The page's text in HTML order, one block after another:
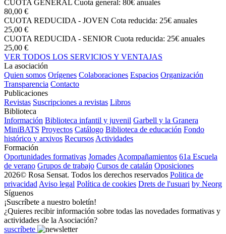
CUOTA GENERAL Cuota general: 80€ anuales
80,00 €
CUOTA REDUCIDA - JOVEN Cota reducida: 25€ anuales
25,00 €
CUOTA REDUCIDA - SENIOR Cuota reducida: 25€ anuales
25,00 €
VER TODOS LOS SERVICIOS Y VENTAJAS
La asociación
Quien somos Orígenes Colaboraciones Espacios Organización
Transparencia Contacto
Publicaciones
Revistas Suscripciones a revistas Libros
Biblioteca
Información Biblioteca infantil y juvenil Garbell y la Granera
MiniBATS Proyectos Catálogo Biblioteca de educación Fondo
histórico y arxivos Recursos Actividades
Formación
Oportunidades formativas Jornades Acompañamientos 61a Escuela
de verano Grupos de trabajo Cursos de catalán Oposiciones
2026© Rosa Sensat. Todos los derechos reservados Politica de
privacidad Aviso legal Política de cookies Drets de l'usuari by Neorg
Síguenos
¡Suscríbete a nuestro boletín!
¿Quieres recibir información sobre todas las novedades formativas y
actividades de la Asociación?
suscríbete